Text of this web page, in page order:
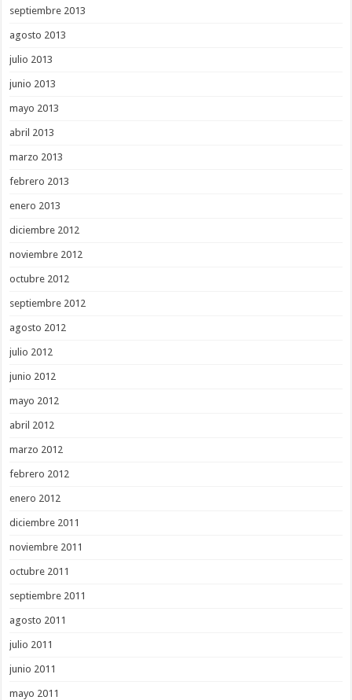
septiembre 2013
agosto 2013
julio 2013
junio 2013
mayo 2013
abril 2013
marzo 2013
febrero 2013
enero 2013
diciembre 2012
noviembre 2012
octubre 2012
septiembre 2012
agosto 2012
julio 2012
junio 2012
mayo 2012
abril 2012
marzo 2012
febrero 2012
enero 2012
diciembre 2011
noviembre 2011
octubre 2011
septiembre 2011
agosto 2011
julio 2011
junio 2011
mayo 2011